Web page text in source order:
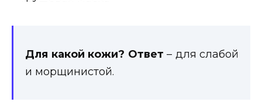
Для какой кожи? Ответ – для слабой
и морщинистой.